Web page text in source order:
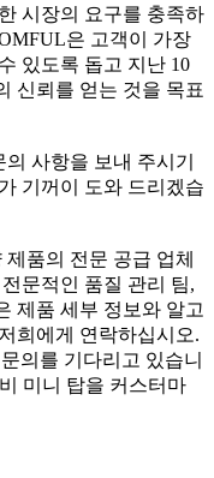
시장의 요구를 충족하
은 고객이 가장
있도록 돕고 지난 10
신뢰를 얻는 것을 목표
사항을 보내 주시기
기꺼이 도와 드리겠습
품의 전문 공급 업체
문적인 품질 관리 팀,
제품 세부 정보와 알고
희에게 연락하십시오.
의를 기다리고 있습니
미니 탑을 커스터마